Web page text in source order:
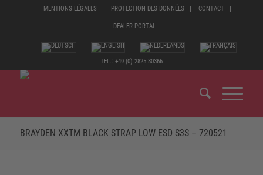
MENTIONS LÉGALES PROTECTION DES DONNÉES CONTACT
DEALER PORTAL
TEL.: +49 (0) 2825 80366
BRAYDEN XXTM BLACK STRAP LOW ESD S3S – 720521